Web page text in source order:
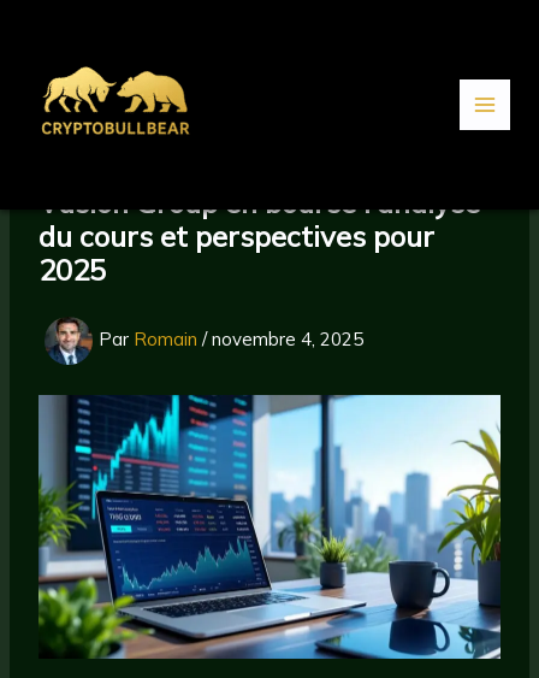
Vusion Group en bourse : analyse
du cours et perspectives pour
2025
Par Romain/novembre 4, 2025